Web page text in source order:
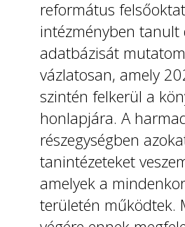
református
intézményben tanult
adatbázisát
vázlatosan, amely
szintén felkerül a
honlapjára. A
részegységben
tanintézeteket
amelyek a
területén működtek.